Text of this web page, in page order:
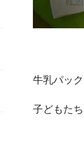
牛乳パッ
子どもた